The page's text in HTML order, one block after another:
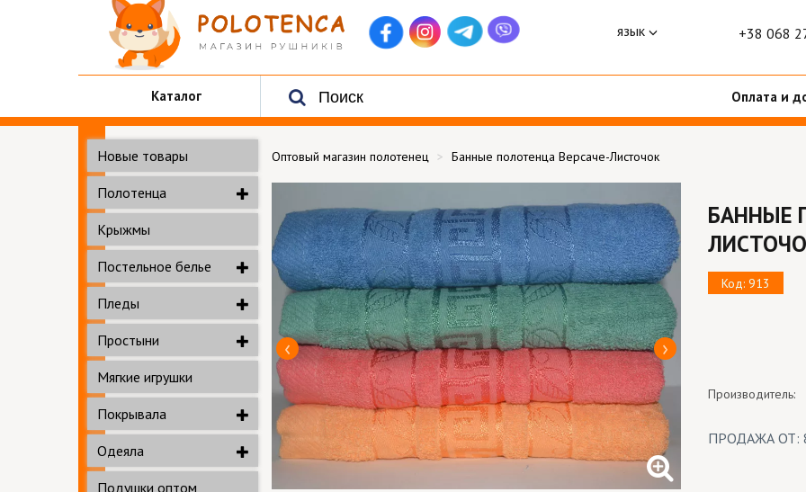
язык +38 068
Каталог Оплата и
Новые товары
Полотенца
Крыжмы
Постельное белье
Пледы
Простыни
Мягкие игрушки
Покрывала
Одеяла
Подушки оптом
Оптовый магазин полотенец Банные полотенца Версаче-Листочок
БАННЫЕ
Код: 913
Производитель:
ПРОДАЖА ОТ: